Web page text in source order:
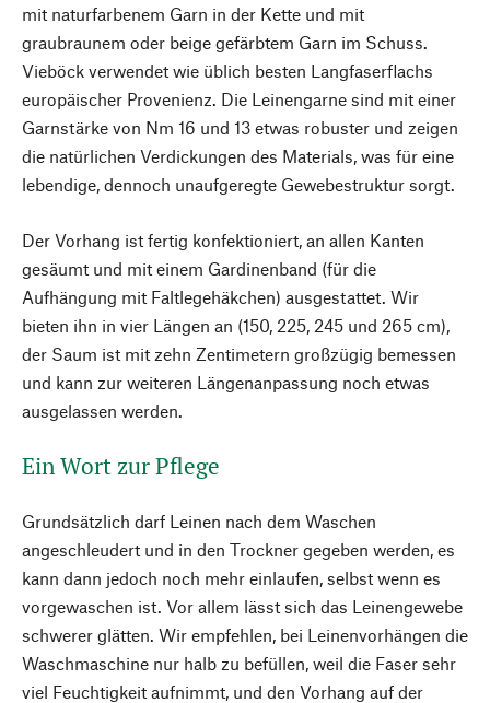
mit naturfarbenem Garn in der Kette und mit
graubraunem oder beige gefärbtem Garn im Schuss.
Vieböck verwendet wie üblich besten Langfaserflachs
europäischer Provenienz. Die Leinengarne sind mit einer
Garnstärke von Nm 16 und 13 etwas robuster und zeigen
die natürlichen Verdickungen des Materials, was für eine
lebendige, dennoch unaufgeregte Gewebestruktur sorgt.
Der Vorhang ist fertig konfektioniert, an allen Kanten
gesäumt und mit einem Gardinenband (für die
Aufhängung mit Faltlegehäkchen) ausgestattet. Wir
bieten ihn in vier Längen an (150, 225, 245 und 265 cm),
der Saum ist mit zehn Zentimetern großzügig bemessen
und kann zur weiteren Längenanpassung noch etwas
ausgelassen werden.
Ein Wort zur Pflege
Grundsätzlich darf Leinen nach dem Waschen
angeschleudert und in den Trockner gegeben werden, es
kann dann jedoch noch mehr einlaufen, selbst wenn es
vorgewaschen ist. Vor allem lässt sich das Leinengewebe
schwerer glätten. Wir empfehlen, bei Leinenvorhängen die
Waschmaschine nur halb zu befüllen, weil die Faser sehr
viel Feuchtigkeit aufnimmt, und den Vorhang auf der